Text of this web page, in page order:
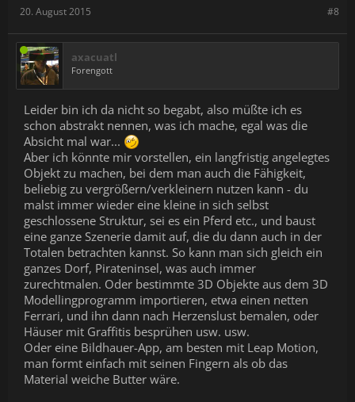
#8
20. August 2015
axacuatl
Forengott
Leider bin ich da nicht so begabt, also müßte ich es
schon abstrakt nennen, was ich mache, egal was die
Absicht mal war...
Aber ich könnte mir vorstellen, ein langfristig angelegtes
Objekt zu machen, bei dem man auch die Fähigkeit,
beliebig zu vergrößern/verkleinern nutzen kann - du
malst immer wieder eine kleine in sich selbst
geschlossene Struktur, sei es ein Pferd etc., und baust
eine ganze Szenerie damit auf, die du dann auch in der
Totalen betrachten kannst. So kann man sich gleich ein
ganzes Dorf, Pirateninsel, was auch immer
zurechtmalen. Oder bestimmte 3D Objekte aus dem 3D
Modellingprogramm importieren, etwa einen netten
Ferrari, und ihn dann nach Herzenslust bemalen, oder
Häuser mit Graffitis besprühen usw. usw.
Oder eine Bildhauer-App, am besten mit Leap Motion,
man formt einfach mit seinen Fingern als ob das
Material weiche Butter wäre.